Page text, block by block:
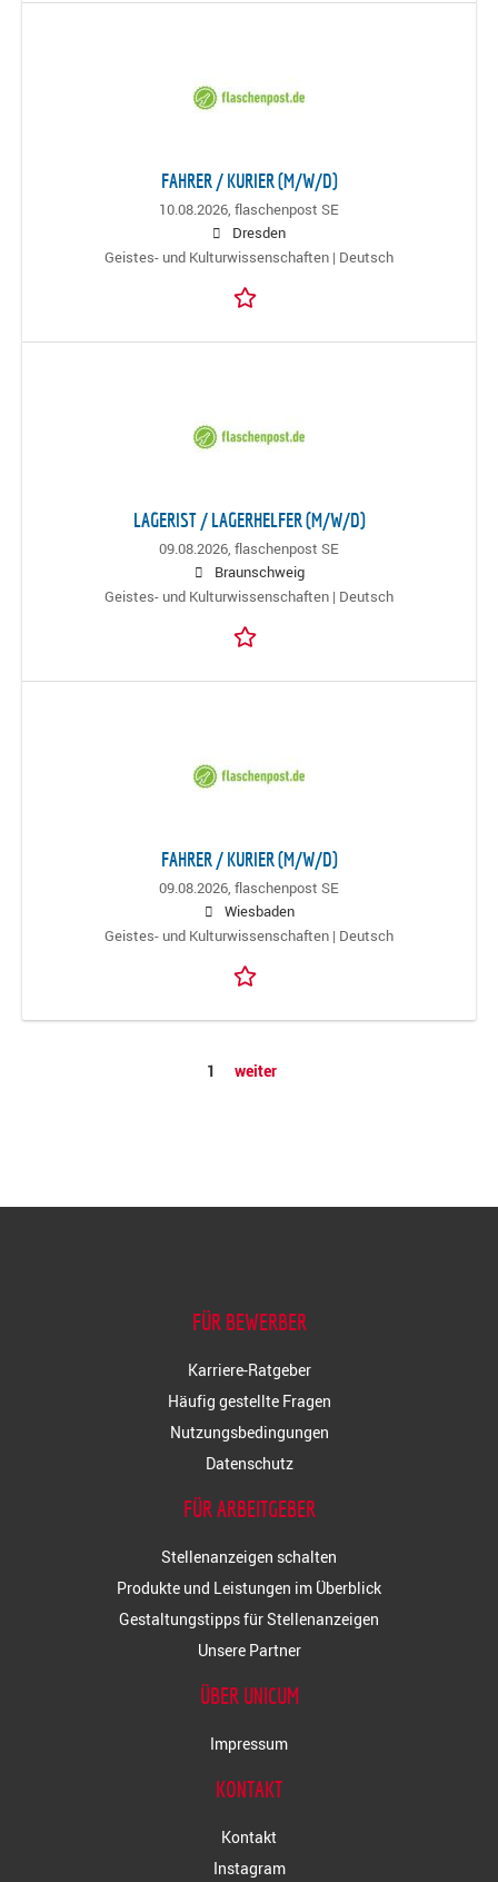
FAHRER / KURIER (M/W/D)
10.08.2026, flaschenpost SE
Dresden
Geistes- und Kulturwissenschaften | Deutsch
LAGERIST / LAGERHELFER (M/W/D)
09.08.2026, flaschenpost SE
Braunschweig
Geistes- und Kulturwissenschaften | Deutsch
FAHRER / KURIER (M/W/D)
09.08.2026, flaschenpost SE
Wiesbaden
Geistes- und Kulturwissenschaften | Deutsch
1 weiter
FÜR BEWERBER
Karriere-Ratgeber
Häufig gestellte Fragen
Nutzungsbedingungen
Datenschutz
FÜR ARBEITGEBER
Stellenanzeigen schalten
Produkte und Leistungen im Überblick
Gestaltungstipps für Stellenanzeigen
Unsere Partner
ÜBER UNICUM
Impressum
KONTAKT
Kontakt
Instagram